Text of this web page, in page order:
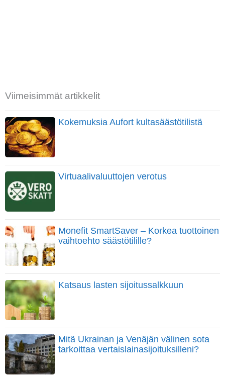
Viimeisimmät artikkelit
Kokemuksia Aufort kultasäästötilistä
Virtuaalivaluuttojen verotus
Monefit SmartSaver – Korkea tuottoinen
vaihtoehto säästötilille?
Katsaus lasten sijoitussalkkuun
Mitä Ukrainan ja Venäjän välinen sota
tarkoittaa vertaislainasijoituksilleni?